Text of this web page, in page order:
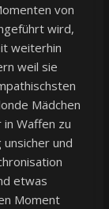
von
wird,
weiterhin
weil sie
Mädchen
Waffen zu
und
etwas
Moment